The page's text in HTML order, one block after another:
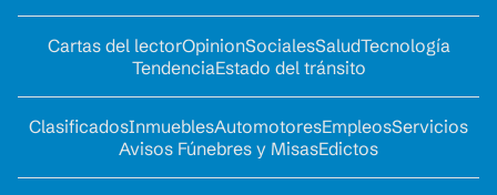
Cartas del lectorOpinionSocialesSaludTecnología
TendenciaEstado del tránsito
ClasificadosInmueblesAutomotoresEmpleosServicios
Avisos Fúnebres y MisasEdictos